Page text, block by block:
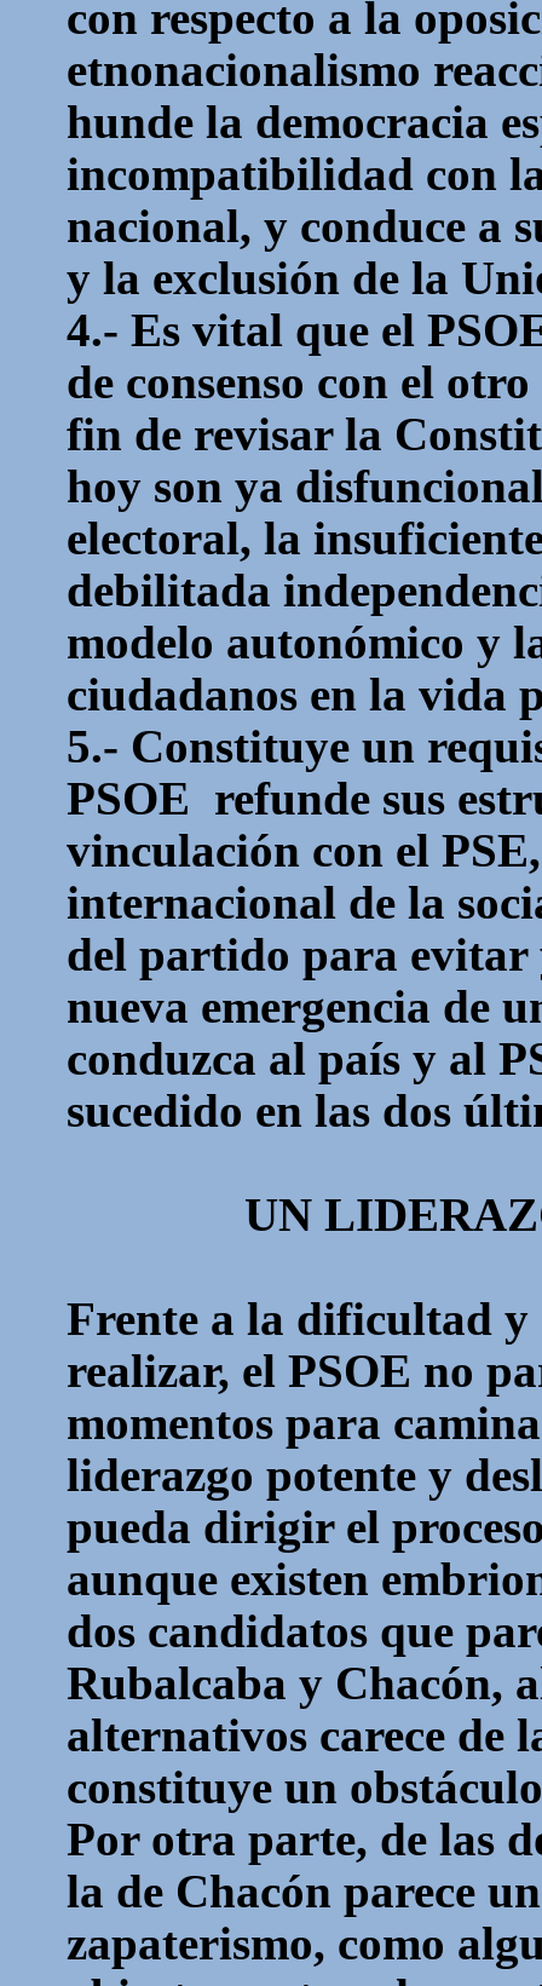
con respecto a la
etnonacionalismo
hunde la democracia
incompatibilidad con
nacional, y conduce a
y la exclusión de la
4.- Es vital que el
de consenso con el
fin de revisar la
hoy son ya
electoral, la
debilitada
modelo autonómico y
ciudadanos en la vida
5.- Constituye un
PSOE refunde sus
vinculación con el
internacional de la
del partido para
nueva emergencia de
conduzca al país y al
sucedido en las dos
UN
Frente a la dificultad
realizar, el PSOE no
momentos para
liderazgo potente y
pueda dirigir el
aunque existen
dos candidatos que
Rubalcaba y Chacón,
alternativos carece de
constituye un
Por otra parte, de las
la de Chacón parece
zapaterismo, como